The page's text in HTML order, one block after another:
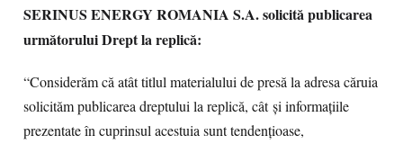
SERINUS ENERGY ROMANIA S.A. solicită publicarea
următorului Drept la replică:
“Considerăm că atât titlul materialului de presă la adresa căruia
solicităm publicarea dreptului la replică, cât și informațiile
prezentate în cuprinsul acestuia sunt tendențioase,